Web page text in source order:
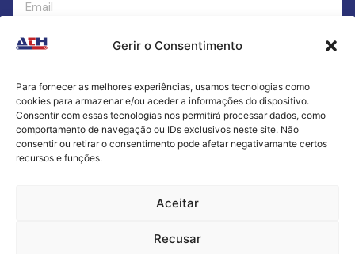
Gerir o Consentimento
Para fornecer as melhores experiências, usamos tecnologias como
cookies para armazenar e/ou aceder a informações do dispositivo.
Consentir com essas tecnologias nos permitirá processar dados, como
comportamento de navegação ou IDs exclusivos neste site. Não
consentir ou retirar o consentimento pode afetar negativamante certos
recursos e funções.
Aceitar
Recusar
Submeter
Criamos a cozinha perfeita para o seu sucesso
gastronómico!
Livro de Reclamações